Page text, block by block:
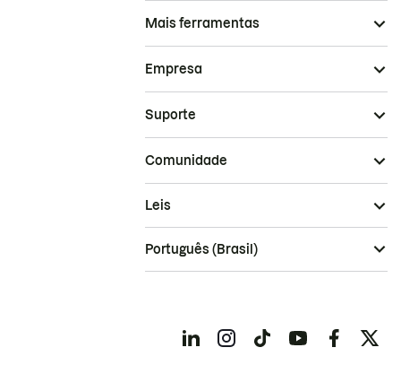
Mais ferramentas
Empresa
Suporte
Comunidade
Leis
Português (Brasil)